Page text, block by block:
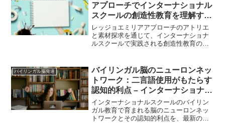
アプローチでインターナショナル
スクールの創造性教育を理解す
る：アトリエと素材探求の実践
レッジョエミリアアプローチのアトリエ
と素材探求を通じて、インターナショナ
ルスクールで実践される創造性教育の魅
バイリンガル脳発達
バイリンガル脳のニューロンネッ
トワーク：二言語使用がもたらす
認知的利点 – インターナショナル
スクール2025年最新情報
インターナショナルスクールのバイリン
ガル教育で育まれる脳のニューロンネッ
トワークとその認知的利点を、最新の海